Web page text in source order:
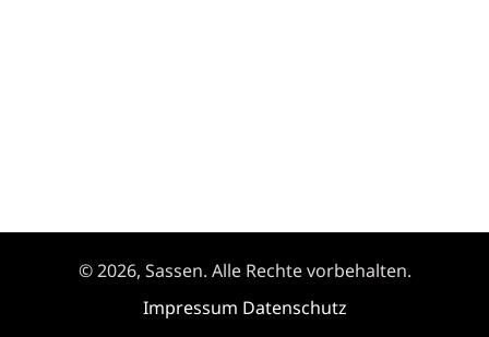
© 2026, Sassen. Alle Rechte vorbehalten.
Impressum Datenschutz